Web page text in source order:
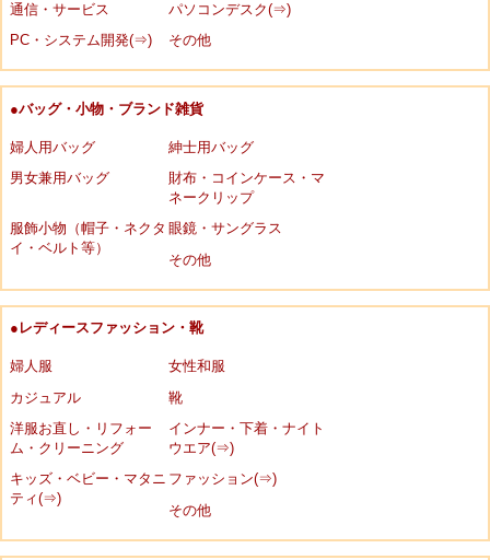
通信・サービス
パソコンデスク(⇒)
PC・システム開発(⇒)
その他
●バッグ・小物・ブランド雑貨
婦人用バッグ
紳士用バッグ
男女兼用バッグ
財布・コインケース・マ
ネークリップ
服飾小物（帽子・ネクタ
イ・ベルト等）
眼鏡・サングラス
その他
●レディースファッション・靴
婦人服
女性和服
カジュアル
靴
洋服お直し・リフォー
ム・クリーニング
インナー・下着・ナイト
ウエア(⇒)
キッズ・ベビー・マタニ
ティ(⇒)
ファッション(⇒)
その他